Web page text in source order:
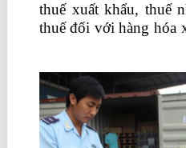
thuế xuất khẩu, thuế
thuế đối với hàng hóa